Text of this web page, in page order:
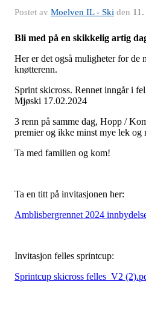
Postet av Moelven IL - Ski den
Bli med på en skikkelig artig
Her er det også muligheter for de
knøtterenn.
Sprint skicross. Rennet inngår i
Mjøski 17.02.2024
3 renn på samme dag, Hopp /
premier og ikke minst mye lek og
Ta med familien og kom!
Ta en titt på invitasjonen her:
Amblisbergrennet 2024
Invitasjon felles sprintcup:
Sprintcup skicross felles_V2